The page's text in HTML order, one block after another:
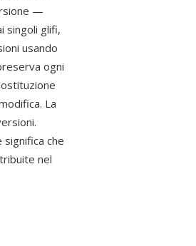
—
singoli glifi,
usando
ogni
La
che
nel